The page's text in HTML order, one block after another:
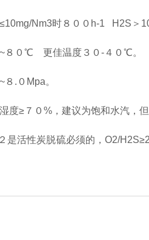
Nm3时８００h-1 H2S＞
~８０℃ 更佳温度３０-４０℃。
８.０Mpa。
度≥７０%，建议为饱和水汽，
是活性炭脱硫必须的，O2/